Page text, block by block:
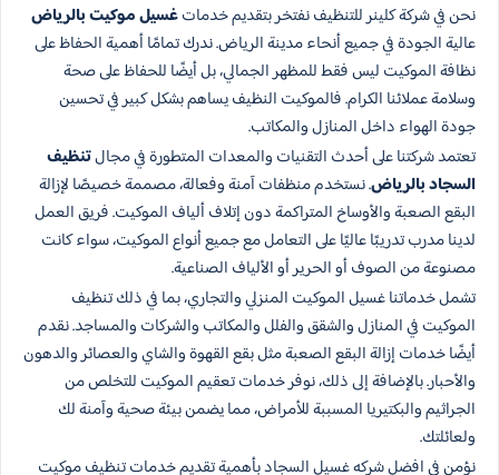
نحن في شركة كلينر للتنظيف نفتخر بتقديم خدماتغسيل موكيت بالرياض
عالية الجودة في جميع أنحاء مدينة الرياض. ندرك تمامًا أهمية الحفاظ على
نظافة الموكيت ليس فقط للمظهر الجمالي، بل أيضًا للحفاظ على صحة
وسلامة عملائنا الكرام. فالموكيت النظيف يساهم بشكل كبير في تحسين
جودة الهواء داخل المنازل والمكاتب.
تعتمد شركتنا على أحدث التقنيات والمعدات المتطورة في مجالتنظيف
السجاد بالرياض. نستخدم منظفات آمنة وفعالة، مصممة خصيصًا لإزالة
البقع الصعبة والأوساخ المتراكمة دون إتلاف ألياف الموكيت. فريق العمل
لدينا مدرب تدريبًا عاليًا على التعامل مع جميع أنواع الموكيت، سواء كانت
مصنوعة من الصوف أو الحرير أو الألياف الصناعية.
تشمل خدماتنا غسيل الموكيت المنزلي والتجاري، بما في ذلك تنظيف
الموكيت في المنازل والشقق والفلل والمكاتب والشركات والمساجد. نقدم
أيضًا خدمات إزالة البقع الصعبة مثل بقع القهوة والشاي والعصائر والدهون
والأحبار. بالإضافة إلى ذلك، نوفر خدمات تعقيم الموكيت للتخلص من
الجراثيم والبكتيريا المسببة للأمراض، مما يضمن بيئة صحية وآمنة لك
ولعائلتك.
نؤمن في افضل شركه غسيل السجاد بأهمية تقديم خدمات تنظيف موكيت